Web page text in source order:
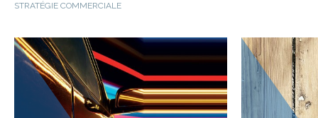
STRATÉGIE COMMERCIALE